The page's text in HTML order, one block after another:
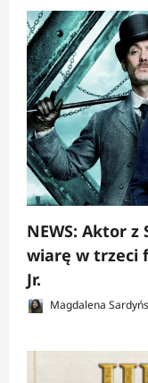
NEWS: Aktor
wiarę w trzeci
Jr.
Magdalena